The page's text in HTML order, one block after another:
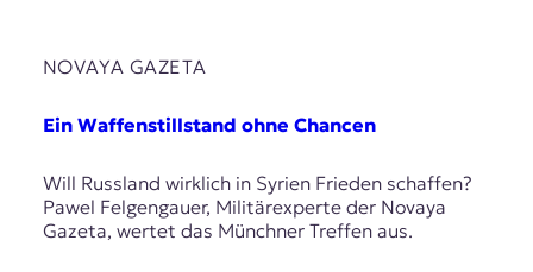
NOVAYA GAZETA
Ein Waffenstillstand ohne Chancen
Will Russland wirklich in Syrien Frieden schaffen?
Pawel Felgengauer, Militärexperte der Novaya
Gazeta, wertet das Münchner Treffen aus.